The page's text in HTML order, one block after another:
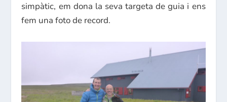
simpàtic, em dona la seva targeta de guia i ens
fem una foto de record.